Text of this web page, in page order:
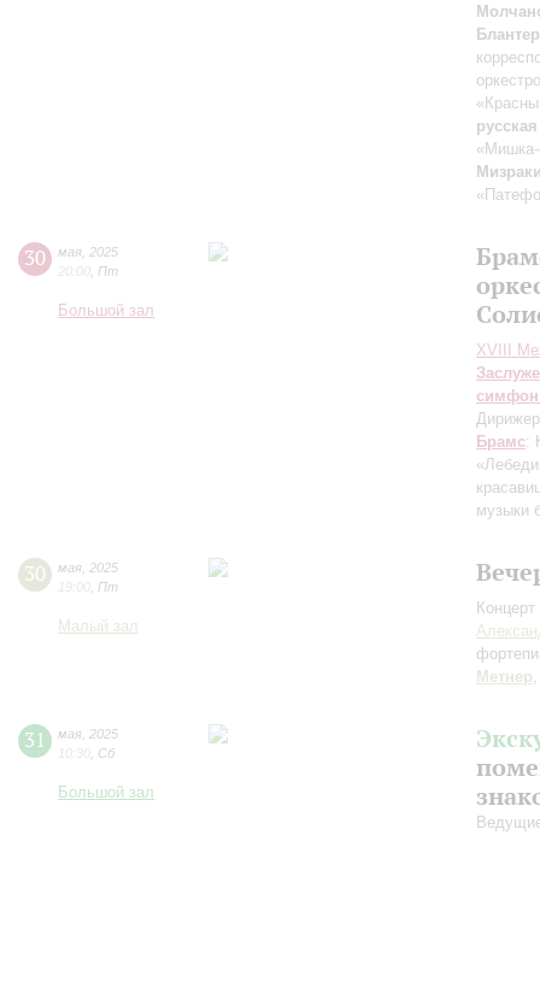
Блантер
30 мая 2025
20:00 Пт
Большой зал
XVIII
Брамс:
музыки
30 мая 2025
19:00 Пт
Малый зал
Метнер
31 мая 2025
10:30 Сб
Большой зал